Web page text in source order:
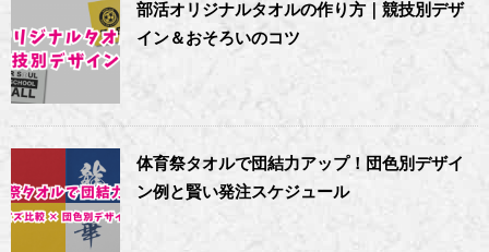
部活オリジナルタオルの作り方｜競技別デザ
イン＆おそろいのコツ
体育祭タオルで団結力アップ！団色別デザイ
ン例と賢い発注スケジュール